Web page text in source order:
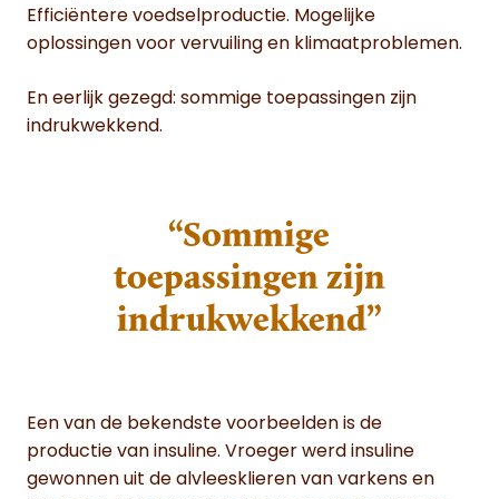
Efficiëntere voedselproductie. Mogelijke
oplossingen voor vervuiling en klimaatproblemen.
En eerlijk gezegd: sommige toepassingen zijn
indrukwekkend.
“Sommige
toepassingen zijn
indrukwekkend”
Een van de bekendste voorbeelden is de
productie van insuline. Vroeger werd insuline
gewonnen uit de alvleesklieren van varkens en